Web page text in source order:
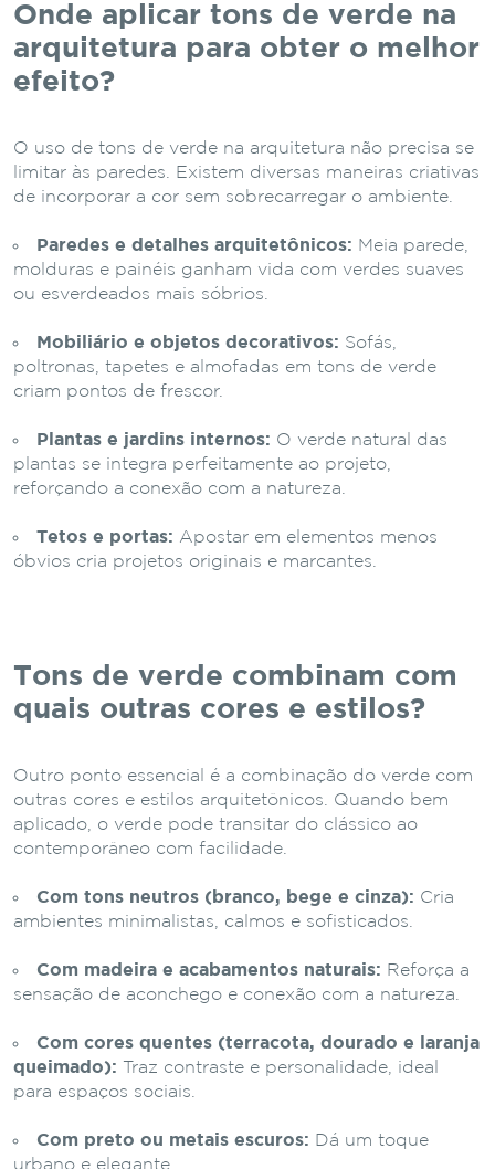
Onde aplicar tons de verde na
arquitetura para obter o melhor
efeito?
O uso de tons de verde na arquitetura não precisa se
limitar às paredes. Existem diversas maneiras criativas
de incorporar a cor sem sobrecarregar o ambiente.
Paredes e detalhes arquitetônicos: Meia parede,
molduras e painéis ganham vida com verdes suaves
ou esverdeados mais sóbrios.
Mobiliário e objetos decorativos: Sofás,
poltronas, tapetes e almofadas em tons de verde
criam pontos de frescor.
Plantas e jardins internos: O verde natural das
plantas se integra perfeitamente ao projeto,
reforçando a conexão com a natureza.
Tetos e portas: Apostar em elementos menos
óbvios cria projetos originais e marcantes.
Tons de verde combinam com
quais outras cores e estilos?
Outro ponto essencial é a combinação do verde com
outras cores e estilos arquitetônicos. Quando bem
aplicado, o verde pode transitar do clássico ao
contemporâneo com facilidade.
Com tons neutros (branco, bege e cinza): Cria
ambientes minimalistas, calmos e sofisticados.
Com madeira e acabamentos naturais: Reforça a
sensação de aconchego e conexão com a natureza.
Com cores quentes (terracota, dourado e laranja
queimado): Traz contraste e personalidade, ideal
para espaços sociais.
Com preto ou metais escuros: Dá um toque
urbano e elegante.